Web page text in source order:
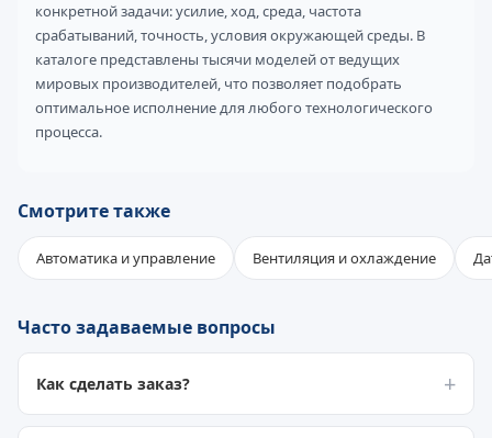
конкретной задачи: усилие, ход, среда, частота
срабатываний, точность, условия окружающей среды. В
каталоге представлены тысячи моделей от ведущих
мировых производителей, что позволяет подобрать
оптимальное исполнение для любого технологического
процесса.
Смотрите также
Автоматика и управление Вентиляция и охлаждение
Часто задаваемые вопросы
Как сделать заказ?